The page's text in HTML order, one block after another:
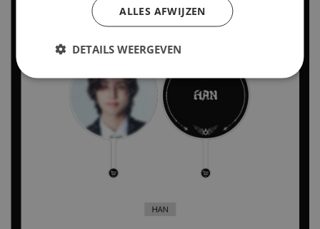
ALLES AFWIJZEN
DETAILS WEERGEVEN